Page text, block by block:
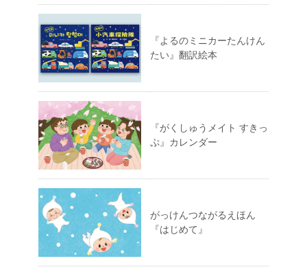
『よるのミニカーたんけん
たい』翻訳絵本
『がくしゅうメイト すきっ
ぷ』カレンダー
がっけんつながるえほん
『はじめて』